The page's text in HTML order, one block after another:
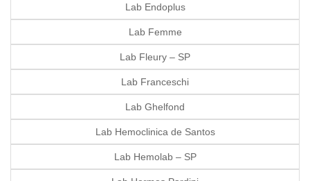
Lab Endoplus
Lab Femme
Lab Fleury – SP
Lab Franceschi
Lab Ghelfond
Lab Hemoclinica de Santos
Lab Hemolab – SP